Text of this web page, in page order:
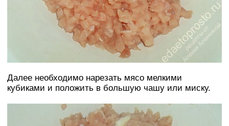
Далее необходимо нарезать мясо мелкими
кубиками и положить в большую чашу или миску.